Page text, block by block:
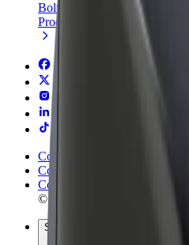
Bolt for Business
Produits et services Bolt
Conditions générales
Confidentialité
Cookies
© 2026 Bolt Technology OÜ
Services